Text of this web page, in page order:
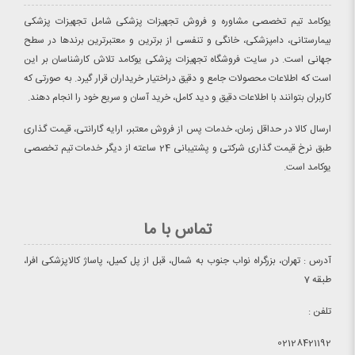
یوکامد تیم تخصصی مشاوره و فروش تجهیزات پزشکی شامل تجهیزات پزشکی
بیمارستانی، دامپزشکی، خانگی و تنفسی از برترین و معتبرترین برندها در سطح
جهانی است. در سایت فروشگاه تجهیزات پزشکی یوکامد تلاش کارشناسان بر این
است که اطلاعات محصولات جامع و دقیق دراختیار خریداران قرار گیرد. به صورتی که
کاربران بتوانند با اطلاعات دقیق و دید کامل، خرید آسان و سریع خود را انجام دهند.
ارسال کالا در حداقل زمان، خدمات پس از فروش معتبر، ارایه گارانتی، قیمت گذاری
طبق نرخ قیمت گذاری شرکتی و پشتیبانی 24 ساعته از دیگر خدمات تیم تخصصی
یوکامد است.
تماس با ما
آدرس : تهران، بزرگراه نواب جنوب به شمال، قبل از پل کمیل، پاساژ کالاپزشکی افرا،
طبقه 7
تلفن :
02128421192